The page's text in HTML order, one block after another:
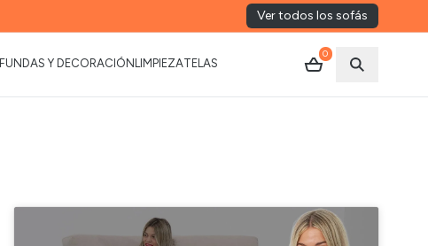
Ver todos los sofás
FUNDAS Y DECORACIÓN LIMPIEZATELAS
0